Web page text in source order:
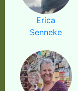
Erica
Senneke